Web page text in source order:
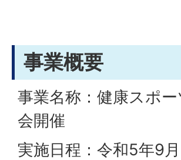
事業概要
事業名称：健康スポ
会開催
実施日程：令和5年9